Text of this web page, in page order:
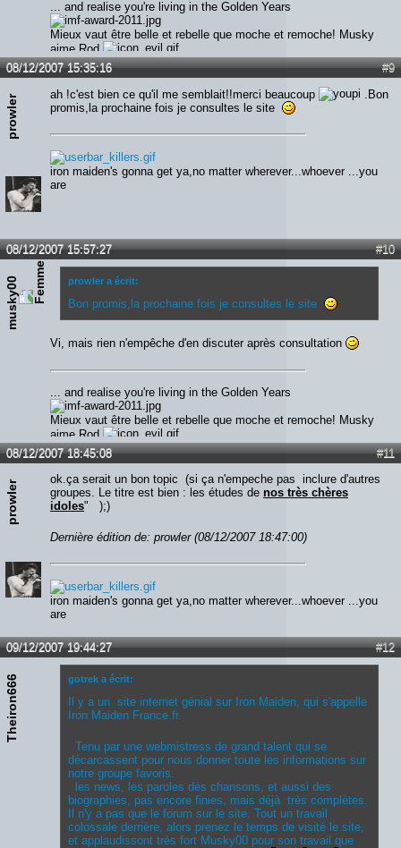
... and realise you're living in the Golden Years
Mieux vaut être belle et rebelle que moche et remoche! Musky
aime Rod
#9
08/12/2007 15:35:16
prowler ah !c'est bien ce qu'il me semblait!!merci beaucoup
.Bon
promis,la prochaine fois je consultes le site
iron maiden's gonna get ya,no matter wherever...whoever ...you
are
#10
08/12/2007 15:57:27
musky00 prowler a écrit:
Bon promis,la prochaine fois je consultes le site
Vi, mais rien n'empêche d'en discuter après consultation
... and realise you're living in the Golden Years
Mieux vaut être belle et rebelle que moche et remoche! Musky
aime Rod
#11
08/12/2007 18:45:08
prowler
ok.ça serait un bon topic (si ça n'empeche pas inclure d'autres
groupes. Le titre est bien : les études de nos très chères
idoles" );)
Dernière édition de: prowler (08/12/2007 18:47:00)
iron maiden's gonna get ya,no matter wherever...whoever ...you
are
#12
09/12/2007 19:44:27
Theiron666 gotrek a écrit:
Il y a un site internet génial sur Iron Maiden, qui s'appelle
Iron Maiden France.fr.
Tenu par une webmistress de grand talent qui se
décarcassent pour nous donner toute les informations sur
notre groupe favoris.
les news, les paroles des chansons, et aussi des
biographies, pas encore finies, mais déjà très complètes.
Il n'y a pas que le forum sur le site. Tout un travail
colossale derrière, alors prenez le temps de visité le site,
et applaudissont très fort Musky00 pour son travail que